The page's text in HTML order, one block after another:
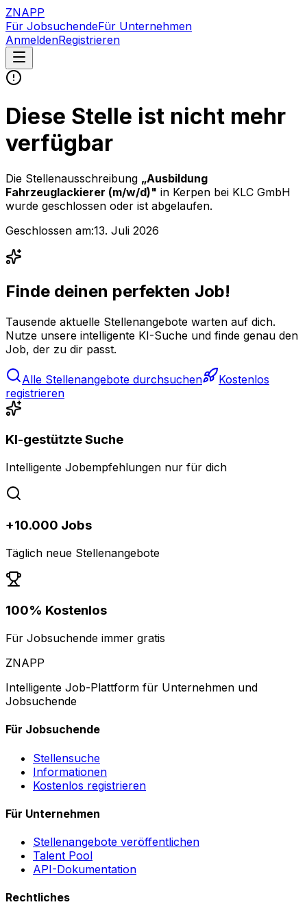
ZNAPP
Für JobsuchendeFür Unternehmen
AnmeldenRegistrieren
Diese Stelle ist nicht mehr
verfügbar
Die Stellenausschreibung „Ausbildung
Fahrzeuglackierer (m/w/d)" in Kerpen bei KLC GmbH
wurde geschlossen oder ist abgelaufen.
Geschlossen am:13. Juli 2026
Finde deinen perfekten Job!
Tausende aktuelle Stellenangebote warten auf dich.
Nutze unsere intelligente KI-Suche und finde genau den
Job, der zu dir passt.
Alle Stellenangebote durchsuchen
Kostenlos
registrieren
KI-gestützte Suche
Intelligente Jobempfehlungen nur für dich
+10.000 Jobs
Täglich neue Stellenangebote
100% Kostenlos
Für Jobsuchende immer gratis
ZNAPP
Intelligente Job-Plattform für Unternehmen und
Jobsuchende
Für Jobsuchende
Stellensuche
Informationen
Kostenlos registrieren
Für Unternehmen
Stellenangebote veröffentlichen
Talent Pool
API-Dokumentation
Rechtliches